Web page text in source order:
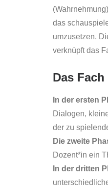
das
umzusetzen.
verknüpft das
Das
In der ersten
Dialogen,
der zu
Die zweite
Dozent*in ein
In der dritten